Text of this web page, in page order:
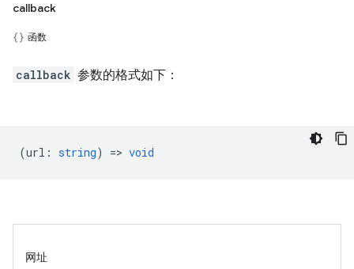
callback
函数
callback 参数的格式如下：
(url : string) => void
网址